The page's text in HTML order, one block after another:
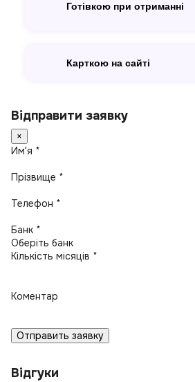
Готівкою при отриманні
Карткою на сайті
Відправити заявку
×
Имʼя *
Прізвище *
Телефон *
Банк *
Кількість місяців *
Коментар
Отправить заявку
Відгуки